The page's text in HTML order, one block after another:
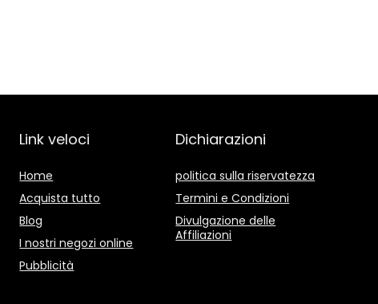
Link veloci
Home
Acquista tutto
Blog
I nostri negozi online
Pubblicità
Dichiarazioni
politica sulla riservatezza
Termini e Condizioni
Divulgazione delle
Affiliazioni